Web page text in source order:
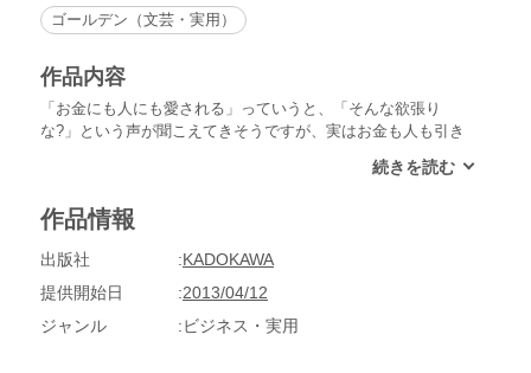
ゴールデン（文芸・実用）
作品内容
「お金にも人にも愛される」っていうと、「そんな欲張り
な?」という声が聞こえてきそうですが、実はお金も人も引き
中にはお金もあって人にも愛される「ハッピー・リッチ」と呼
めの小さな習慣を集めました。
作品情報
出版社
KADOKAWA
提供開始日
2013/04/12
ジャンル
ビジネス・実用